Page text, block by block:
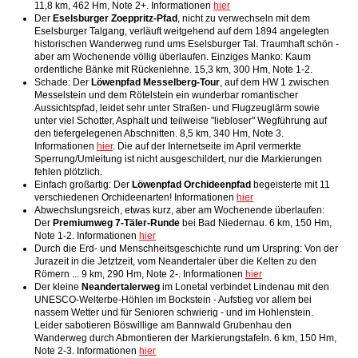
11,8 km, 462 Hm, Note 2+. Informationen hier
Der Eselsburger Zoeppritz-Pfad , nicht zu verwechseln mit dem
Eselsburger Talgang, verläuft weitgehend auf dem 1894 angelegten
historischen Wanderweg rund ums Eselsburger Tal. Traumhaft schön -
aber am Wochenende völlig überlaufen. Einziges Manko: Kaum
ordentliche Bänke mit Rückenlehne. 15,3 km, 300 Hm, Note 1-2.
Schade: Der Löwenpfad Messelberg-Tour, auf dem HW 1 zwischen
Messelstein und dem Rötelstein ein wunderbar romantischer
Aussichtspfad, leidet sehr unter Straßen- und Flugzeuglärm sowie
unter viel Schotter, Asphalt und teilweise "liebloser" Wegführung auf
den tiefergelegenen Abschnitten. 8,5 km, 340 Hm, Note 3.
Informationen hier. Die auf der Internetseite im April vermerkte
Sperrung/Umleitung ist nicht ausgeschildert, nur die Markierungen
fehlen plötzlich.
Einfach großartig: Der Löwenpfad Orchideenpfad begeisterte mit 11
verschiedenen Orchideenarten! Informationen hier
Abwechslungsreich, etwas kurz, aber am Wochenende überlaufen:
Der Premiumweg 7-Täler-Runde bei Bad Niedernau. 6 km, 150 Hm,
Note 1-2. Informationen hier
Durch die Erd- und Menschheitsgeschichte rund um Urspring: Von der
Jurazeit in die Jetztzeit, vom Neandertaler über die Kelten zu den
Römern ... 9 km, 290 Hm, Note 2-. Informationen hier
Der kleine Neandertalerweg im Lonetal verbindet Lindenau mit den
UNESCO-Welterbe-Höhlen im Bockstein - Aufstieg vor allem bei
nassem Wetter und für Senioren schwierig - und im Hohlenstein.
Leider sabotieren Böswillige am Bannwald Grubenhau den
Wanderweg durch Abmontieren der Markierungstafeln. 6 km, 150 Hm,
Note 2-3. Informationen hier